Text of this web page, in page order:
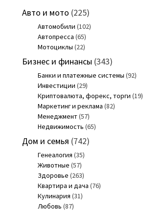
Авто и мото (225)
Автомобили (102)
Автопресса (65)
Мотоциклы (22)
Бизнес и финансы (343)
Банки и платежные системы (92)
Инвестиции (29)
Криптовалюта, форекс, торги (19)
Маркетинг и реклама (82)
Менеджмент(57)
Недвижимость (65)
Дом и семья (742)
Генеалогия (35)
Животные (57)
Здоровье (263)
Квартира и дача (76)
Кулинария (31)
Любовь (87)